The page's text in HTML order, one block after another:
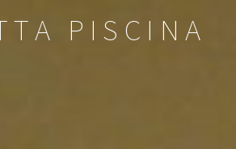
PISCINA